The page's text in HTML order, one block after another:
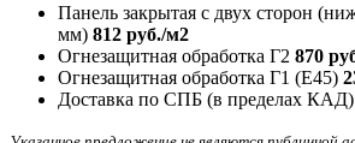
Панель закрытая с двух сторон
мм) 812 руб./м2
Огнезащитная обработка Г2 870
Огнезащитная обработка Г1 (Е45)
Доставка по СПБ (в пределах